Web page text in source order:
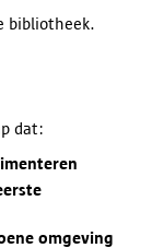
bibliotheek.
dat:
omgeving